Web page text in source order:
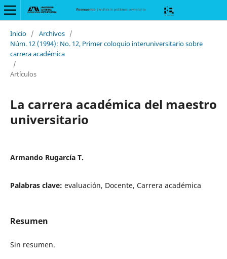
Inicio / Archivos /
Núm. 12 (1994): No. 12, Primer coloquio interuniversitario sobre
carrera académica
/
Artículos
La carrera académica del maestro
universitario
Armando Rugarcía T.
Palabras clave: evaluación, Docente, Carrera académica
Resumen
Sin resumen.